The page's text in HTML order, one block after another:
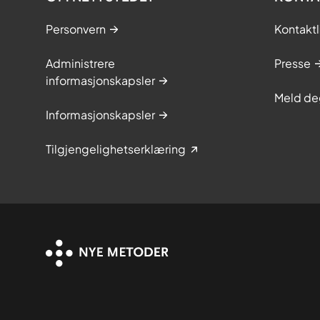
Personvern
Administrere
informasjonskapsler
Informasjonskapsler
Tilgjengelighetserklæring
Presse
Meld